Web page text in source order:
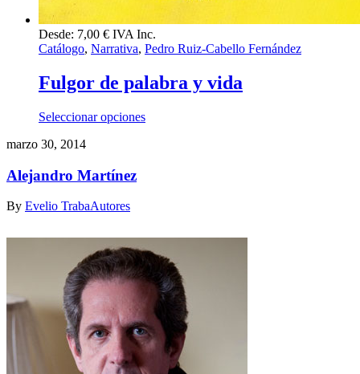
Desde: 7,00 € IVA Inc.
Catálogo, Narrativa, Pedro Ruiz-Cabello Fernández
Fulgor de palabra y vida
Seleccionar opcionesEste
en
página
de
producto
marzo 30, 2014
Alejandro Martínez
By Evelio TrabaAutores